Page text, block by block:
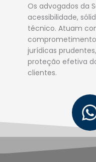
Os advogados da
acessibilidade,
técnico. Atuam
jurídicas
proteção efetiva
clientes.